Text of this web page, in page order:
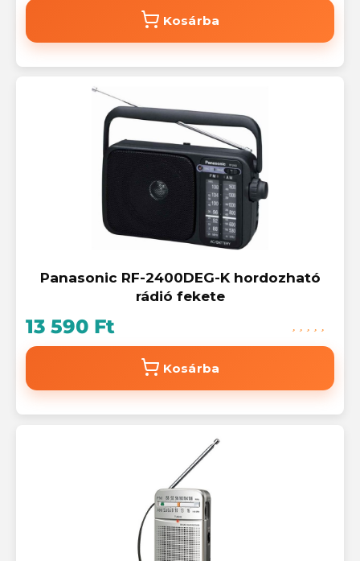
Kosárba
Panasonic RF-2400DEG-K hordozható
rádió fekete
13 590 Ft
Kosárba